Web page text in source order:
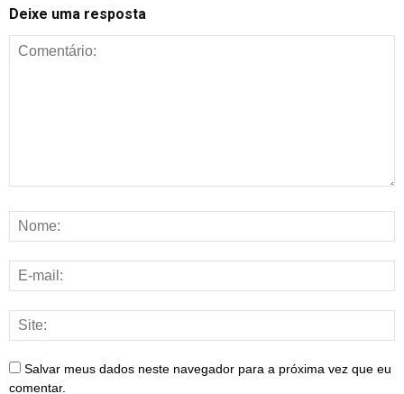
Deixe uma resposta
Salvar meus dados neste navegador para a próxima vez que eu
comentar.